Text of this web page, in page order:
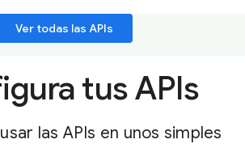
Ver todas las APIs
tus APIs
las APIs en unos simples